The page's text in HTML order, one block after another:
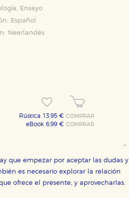
Ensayo
Español
Neerlandés
Rústica 13,95 €COMPRAR
eBook 6,99 €COMPRAR
que empezar por aceptar las dudas y
es necesario explorar la relación
ofrece el presente, y aprovecharlas.